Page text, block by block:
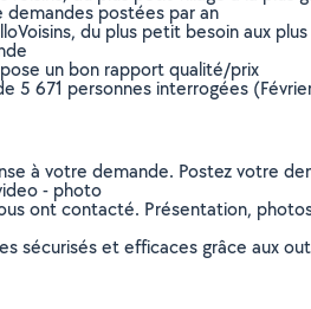
postées par an
du plus petit besoin aux
un bon rapport qualité/prix
5 671 personnes interrogées
à votre demande. Postez votre
- photo
ont contacté. Présentation,
sécurisés et efficaces grâce aux